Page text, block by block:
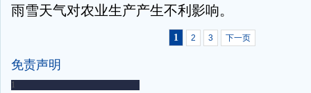
雨雪天气对农业生产产生不利影响。
1 2 3 下一页
免责声明